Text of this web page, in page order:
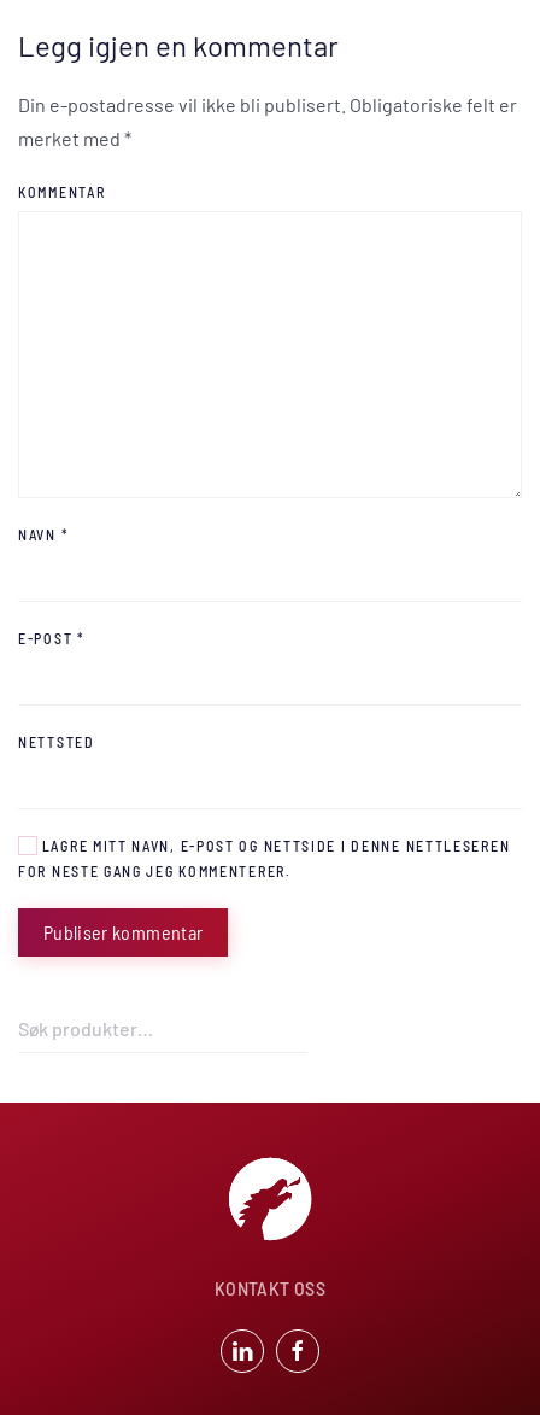
Legg igjen en kommentar
Din e-postadresse vil ikke bli publisert. Obligatoriske felt er
merket med *
KOMMENTAR
NAVN *
E-POST *
NETTSTED
LAGRE MITT NAVN, E-POST OG NETTSIDE I DENNE NETTLESEREN
FOR NESTE GANG JEG KOMMENTERER.
Publiser kommentar
Søk
KONTAKT OSS